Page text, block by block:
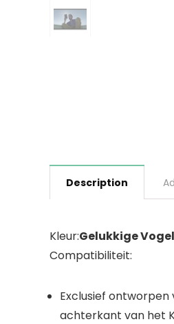
Description
Kleur:Gelukkige Vogel
Compatibiliteit:
Exclusief ontworpen
achterkant van het